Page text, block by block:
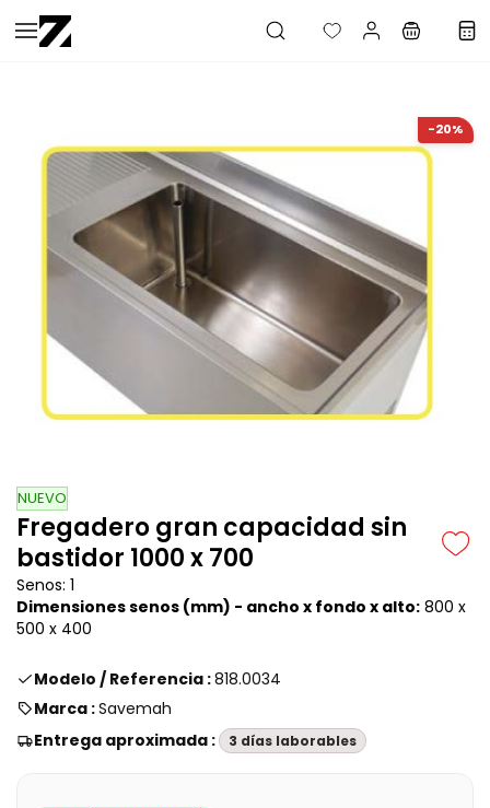
Saltar al
contenido
-20%
NUEVO
Fregadero gran capacidad sin
bastidor 1000 x 700
Senos: 1
Dimensiones senos (mm) - ancho x fondo x alto: 800 x
500 x 400
Modelo / Referencia :818.0034
Marca :Savemah
Entrega aproximada :
3 días laborables